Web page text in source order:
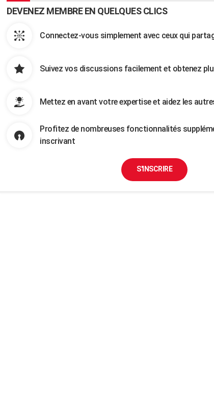
DEVENEZ MEMBRE EN QUELQUES CLICS
Connectez-vous simplement avec ceux qui
Suivez vos discussions facilement et obtenez
Mettez en avant votre expertise et aidez les
Profitez de nombreuses fonctionnalités
inscrivant
S'INSCRIRE